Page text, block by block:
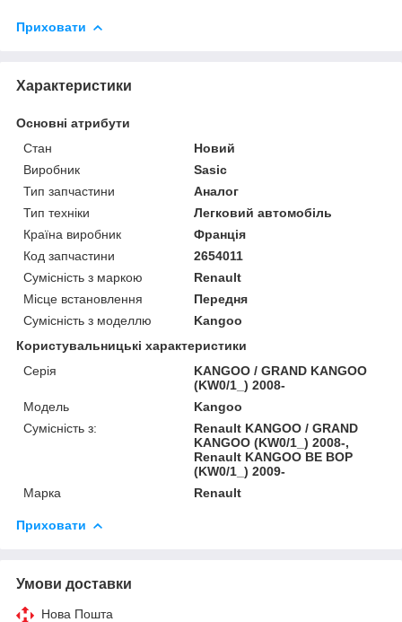
Приховати
Характеристики
Основні атрибути
Стан
Новий
Виробник
Sasic
Тип запчастини
Аналог
Тип техніки
Легковий автомобіль
Країна виробник
Франція
Код запчастини
2654011
Сумісність з маркою
Renault
Місце встановлення
Передня
Сумісність з моделлю
Kangoo
Користувальницькі характеристики
Серія
KANGOO / GRAND KANGOO
(KW0/1_) 2008-
Модель
Kangoo
Сумісність з:
Renault KANGOO / GRAND
KANGOO (KW0/1_) 2008-,
Renault KANGOO BE BOP
(KW0/1_) 2009-
Марка
Renault
Приховати
Умови доставки
Нова Пошта